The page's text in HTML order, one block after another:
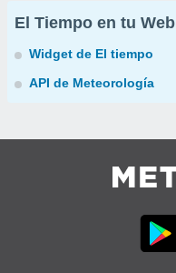
El Tiempo en tu Web
Widget de El tiempo
API de Meteorología